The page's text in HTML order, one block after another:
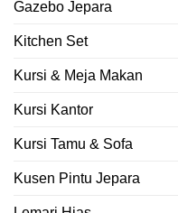
Gazebo Jepara
Kitchen Set
Kursi & Meja Makan
Kursi Kantor
Kursi Tamu & Sofa
Kusen Pintu Jepara